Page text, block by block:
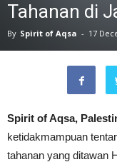
Tahanan di
By Spirit of Aqsa - 17
Spirit of Aqsa,
ketidakmampuan
tahanan yang ditawan